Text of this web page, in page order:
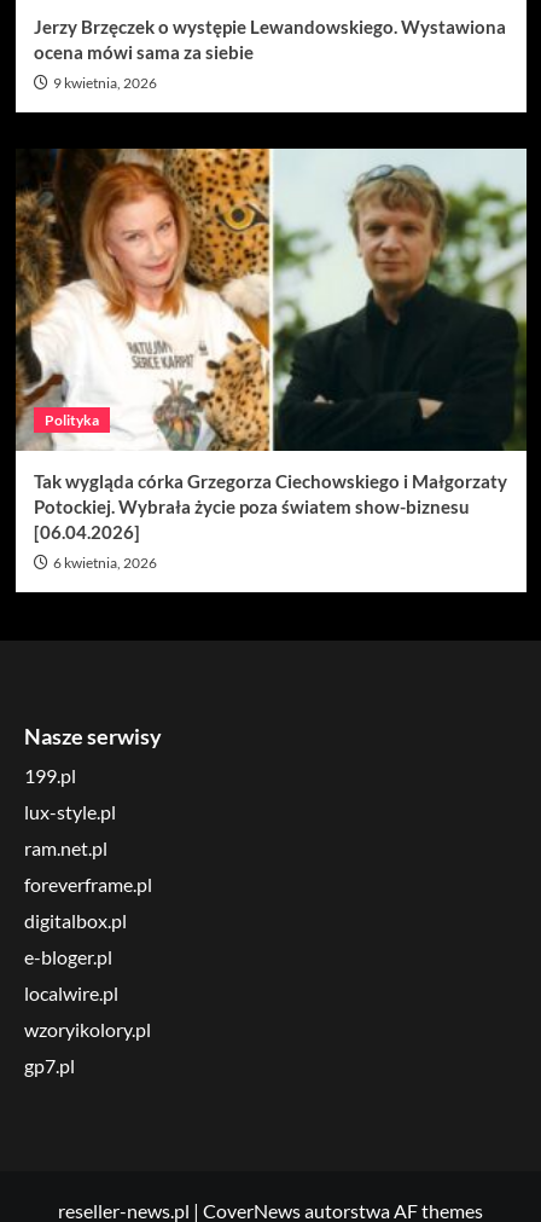
Jerzy Brzęczek o występie Lewandowskiego. Wystawiona
ocena mówi sama za siebie
9 kwietnia, 2026
Polityka
Tak wygląda córka Grzegorza Ciechowskiego i Małgorzaty
Potockiej. Wybrała życie poza światem show-biznesu
[06.04.2026]
6 kwietnia, 2026
Nasze serwisy
199.pl
lux-style.pl
ram.net.pl
foreverframe.pl
digitalbox.pl
e-bloger.pl
localwire.pl
wzoryikolory.pl
gp7.pl
reseller-news.pl | CoverNewsautorstwa AF themes